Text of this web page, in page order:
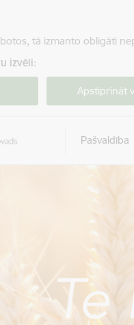
tā izmanto obligāti
izvēli:
Apstiprināt
Pašvaldība